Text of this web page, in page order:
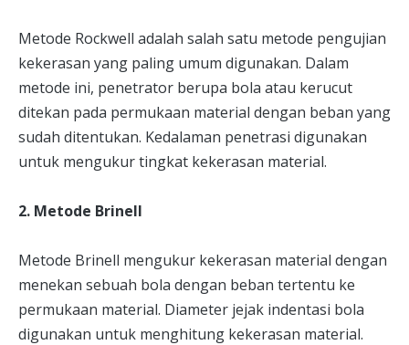
Metode Rockwell adalah salah satu metode pengujian
kekerasan yang paling umum digunakan. Dalam
metode ini, penetrator berupa bola atau kerucut
ditekan pada permukaan material dengan beban yang
sudah ditentukan. Kedalaman penetrasi digunakan
untuk mengukur tingkat kekerasan material.
2. Metode Brinell
Metode Brinell mengukur kekerasan material dengan
menekan sebuah bola dengan beban tertentu ke
permukaan material. Diameter jejak indentasi bola
digunakan untuk menghitung kekerasan material.